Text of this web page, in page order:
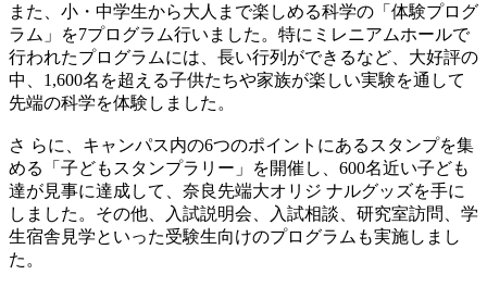
また、小・中学生から大人まで楽しめる科学の「体験プログ
ラム」を7プログラム行いました。特にミレニアムホールで
行われたプログラムには、長い行列ができるなど、大好評の
中、1,600名を超える子供たちや家族が楽しい実験を通して
先端の科学を体験しました。
さ らに、キャンパス内の6つのポイントにあるスタンプを集
める「子どもスタンプラリー」を開催し、600名近い子ども
達が見事に達成して、奈良先端大オリジ ナルグッズを手に
しました。その他、入試説明会、入試相談、研究室訪問、学
生宿舎見学といった受験生向けのプログラムも実施しまし
た。